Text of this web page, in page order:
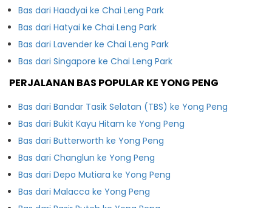
Bas dari Haadyai ke Chai Leng Park
Bas dari Hatyai ke Chai Leng Park
Bas dari Lavender ke Chai Leng Park
Bas dari Singapore ke Chai Leng Park
PERJALANAN BAS POPULAR KE YONG PENG
Bas dari Bandar Tasik Selatan (TBS) ke Yong Peng
Bas dari Bukit Kayu Hitam ke Yong Peng
Bas dari Butterworth ke Yong Peng
Bas dari Changlun ke Yong Peng
Bas dari Depo Mutiara ke Yong Peng
Bas dari Malacca ke Yong Peng